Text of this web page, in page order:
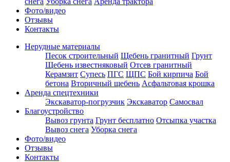
Фото/видео
Отзывы
Контакты
Нерудные материалы
Песок строительный Щебень гранитный Грунт
Щебень известняковый Отсев гранитный
Керамзит Супесь ПГС ЩПС Бой кирпича Бой
бетона Вторичный щебень Асфальтовая крошка
Аренда спецтехники
Экскаватор-погрузчик Экскаватор Самосвал
Благоустройство
Вывоз грунта Грунт бесплатно Отсыпка участка
Вывоз снега Уборка снега
Фото/видео
Отзывы
Контакты